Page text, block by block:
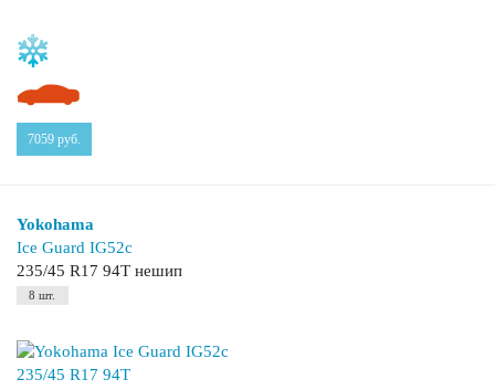
7059 руб.
Yokohama
Ice Guard IG52c
235/45 R17 94T нешип
8 шт.